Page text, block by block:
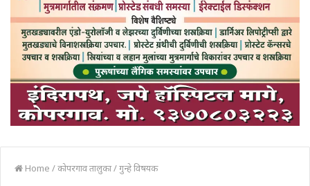
Home /कोपरगाव तालुका/गुन्हे विषयक